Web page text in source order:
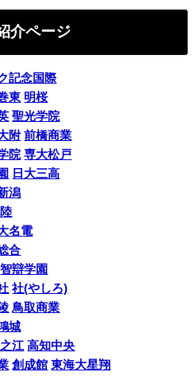
介ページ
記念国際
東 明桜
聖光学院
附 前橋商業
院 専大松戸
日大三高
潟
名電
合
智辯学園
社(やしろ)
鳥取商業
城
江 高知中央
創成館 東海大星翔